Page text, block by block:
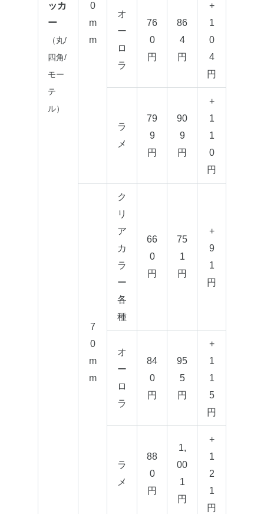
ッカ
ー
（丸/
四角/
モー
テ
ル）
0
m
m
オ
ー
ロ
ラ
76
0
円
86
4
円
+
1
0
4
円
ラ
メ
79
9
円
90
9
円
+
1
1
0
円
7
0
m
m
ク
リ
ア
カ
ラ
ー
各
種
66
0
円
75
1
円
+
9
1
円
オ
ー
ロ
ラ
84
0
円
95
5
円
+
1
1
5
円
ラ
メ
88
0
円
1,
00
1
円
+
1
2
1
円